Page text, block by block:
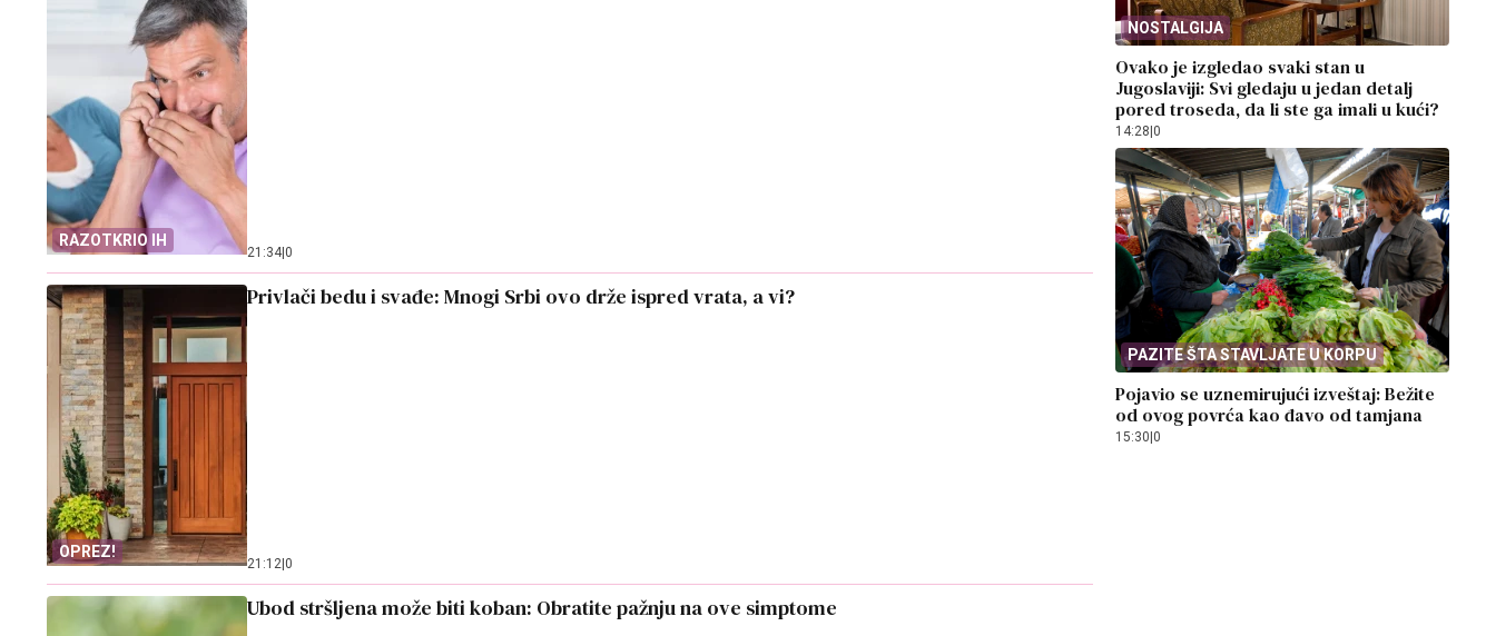
RAZOTKRIO IH
21:34|0
OPREZ!
Privlači bedu i svađe: Mnogi Srbi ovo drže ispred vrata, a vi?
21:12|0
Ubod stršljena može biti koban: Obratite pažnju na ove simptome
NOSTALGIJA
Ovako je izgledao svaki stan u
Jugoslaviji: Svi gledaju u jedan detalj
pored troseda, da li ste ga imali u kući?
14:28 0
PAZITE ŠTA STAVLJATE U KORPU
Pojavio se uznemirujući izveštaj: Bežite
od ovog povrća kao đavo od tamjana
15:30|0